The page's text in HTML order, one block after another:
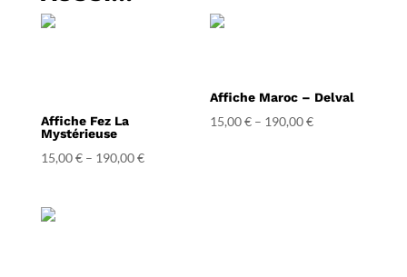
Affiche Fez La
Mystérieuse
15,00€– 190,00€
Affiche Maroc – Delval
15,00€ – 190,00€